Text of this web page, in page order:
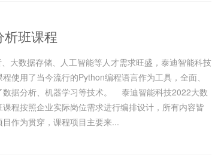
析班课程
大数据存储、人工智能等人才需求旺盛，泰迪智能科技
使用了当今流行的Python编程语言作为工具，全面、
数据分析、机器学习等技术。 泰迪智能科技2022大数
程按照企业实际岗位需求进行编排设计，所有内容皆
目作为贯穿，课程项目主要来...